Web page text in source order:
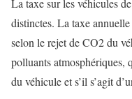
La taxe sur les véhicules
distinctes. La taxe
selon le rejet de CO2 du
polluants atmosphériques,
du véhicule et s’il s’agit